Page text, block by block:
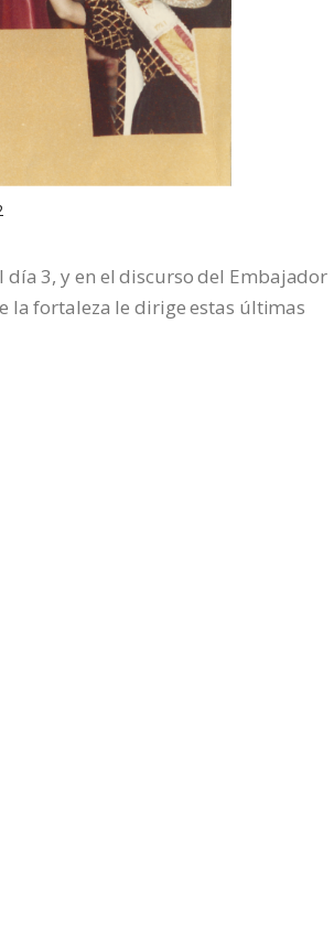
día 3, y en el discurso del Embajador
la fortaleza le dirige estas últimas